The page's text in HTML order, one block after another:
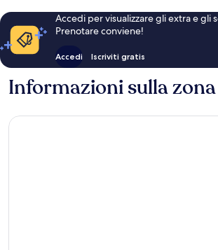
Accedi per visualizzare gli extra e gli
Prenotare conviene!
Accedi Iscriviti gratis
Informazioni sulla zona